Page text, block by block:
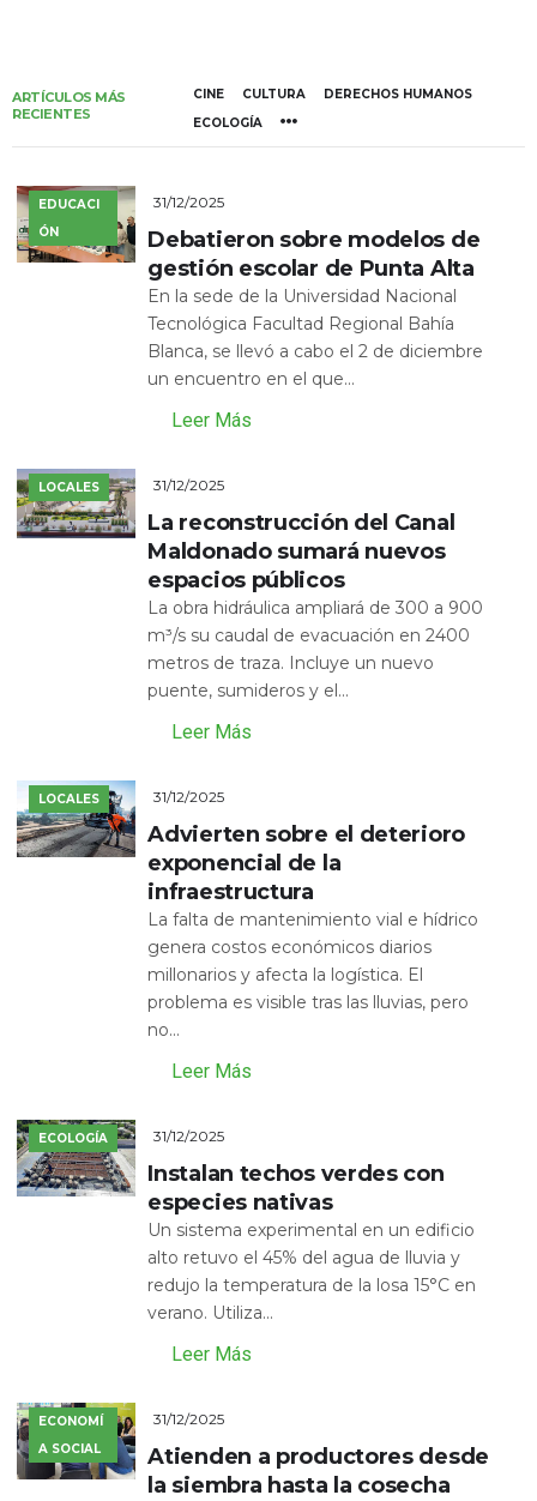
ARTÍCULOS MÁS
RECIENTES
CINE CULTURA
DERECHOS HUMANOS
ECOLOGÍA
EDUCACI
ÓN
31/12/2025
Debatieron sobre modelos de
gestión escolar de Punta Alta
En la sede de la Universidad Nacional
Tecnológica Facultad Regional Bahía
Blanca, se llevó a cabo el 2 de diciembre
un encuentro en el que...
Leer Más
LOCALES 31/12/2025
La reconstrucción del Canal
Maldonado sumará nuevos
espacios públicos
La obra hidráulica ampliará de 300 a 900
m³/s su caudal de evacuación en 2400
metros de traza. Incluye un nuevo
puente, sumideros y el...
Leer Más
LOCALES 31/12/2025
Advierten sobre el deterioro
exponencial de la
infraestructura
La falta de mantenimiento vial e hídrico
genera costos económicos diarios
millonarios y afecta la logística. El
problema es visible tras las lluvias, pero
no...
Leer Más
ECOLOGÍA 31/12/2025
Instalan techos verdes con
especies nativas
Un sistema experimental en un edificio
alto retuvo el 45% del agua de lluvia y
redujo la temperatura de la losa 15°C en
verano. Utiliza...
Leer Más
ECONOMÍ
A SOCIAL
31/12/2025
Atienden a productores desde
la siembra hasta la cosecha